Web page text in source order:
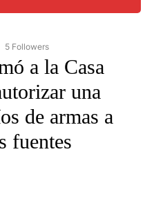
"CNN - SPANISH" TO RECEIVE
5 Followers
a la Casa
una
de armas a
fuentes